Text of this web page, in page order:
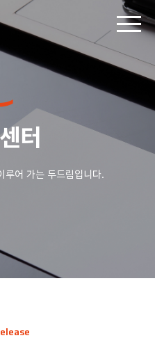
터
루어 가는 두드림입니다.